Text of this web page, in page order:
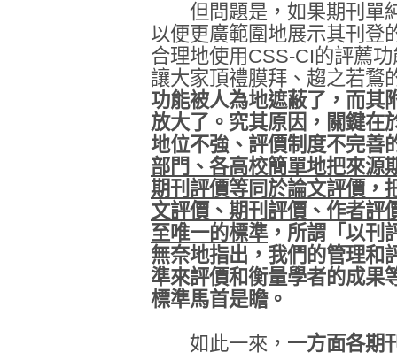
但問題是，如果期刊單
以便更廣範圍地展示其刊登
合理地使用CSS-CI的評薦
讓大家頂禮膜拜、趨之若鶩
功能被人為地遮蔽了，而其
放大了。究其原因，關鍵在
地位不強、評價制度不完善
部門、各高校簡單地把來源
期刊評價等同於論文評價，
文評價、期刊評價、作者評
至唯一的標準 ，所謂「以刊
無奈地指出，我們的管理和
準來評價和衡量學者的成果
標準馬首是瞻。
如此一來， 一方面各期